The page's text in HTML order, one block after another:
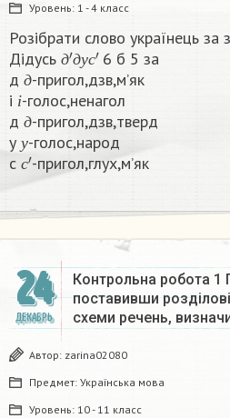
Уровень: 1 - 4 класс
Розібрати слово українець за
Дідусь
д д у с
д′дус′
6 б 5 за
д
д
д-пригол,дзв,м’як
і
і
і-голос,ненагол
д
д
д-пригол,дзв,тверд
у
у
у-голос,народ
с
с
с′-пригол,глух,м’як​
24
ДЕКАБРЬ
Контрольна робота 1
поставивши
схеми речень,
Автор: zarina02080
Предмет: Українська мова
Уровень: 10 - 11 класс